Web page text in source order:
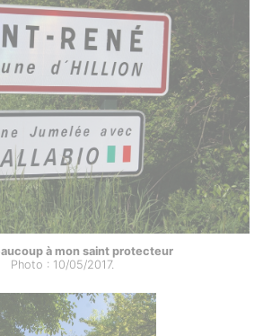
à mon saint protecteur
Photo : 10/05/2017.